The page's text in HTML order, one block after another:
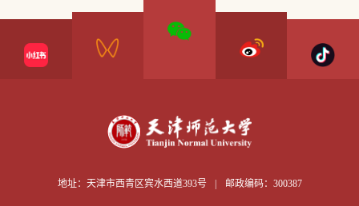
地址：天津市西青区宾水西道393号 | 邮政编码：300387